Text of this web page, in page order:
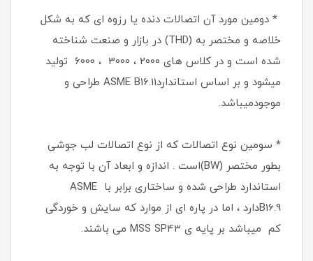
* دومین مورد آن اتصالات دنده یا رزوه ای که به شکل
خلاصه و مختصر به (THD) در بازار و صنعت شناخته
شده است و در کلاس های 2000 ، 3000 ، 6000 تولید
میشود و بر اساس استانداردASME B16.11 طراحی و
موجودمیباشد.
* سومین نوع اتصالات که از نوع اتصالات لب جوشی
بطور مختصر (BW)است . اندازه و ابعاد آن با توجه به
استاندارد طراحی شده و ساختاری برابر با ASME
B16.9دارد ، اما در پاره ای از موارد که سایش و خوردگی
کم میباشد بر پایه ی MSS SP43 می باشند.